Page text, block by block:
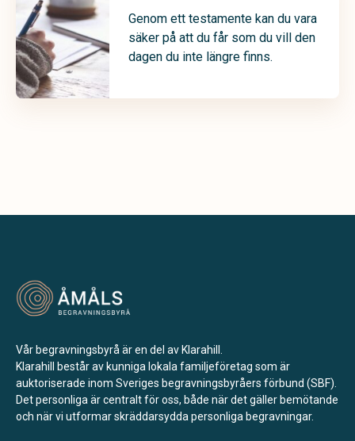
Genom ett testamente kan du vara
säker på att du får som du vill den
dagen du inte längre finns.
Vår begravningsbyrå är en del av Klarahill.
Klarahill består av kunniga lokala familjeföretag som är
auktoriserade inom Sveriges begravningsbyråers förbund (SBF).
Det personliga är centralt för oss, både när det gäller bemötande
och när vi utformar skräddarsydda personliga begravningar.